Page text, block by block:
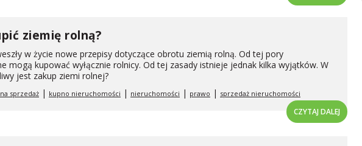
ziemię rolną?
w życie nowe przepisy dotyczące obrotu ziemią rolną. Od tej pory
mogą kupować wyłącznie rolnicy. Od tej zasady istnieje jednak kilka wyjątków. W
jest zakup ziemi rolnej?
sprzedaż | kupno nieruchomości | nieruchomości | prawo | sprzedaż nieruchomości
CZYTAJ DALEJ